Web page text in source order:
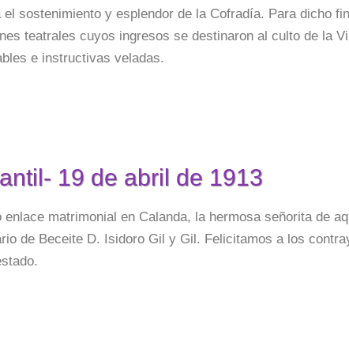
el sostenimiento y esplendor de la Cofradía. Para dicho
teatrales cuyos ingresos se destinaron al culto de la
e instructivas veladas.
19 de abril de 1913
enlace matrimonial en Calanda, la hermosa señorita de
de Beceite D. Isidoro Gil y Gil. Felicitamos a los